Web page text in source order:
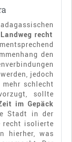
recht
den
jedoch
schlecht
sollte
im Gepäck
Stadt in der
recht isolierte
hierher, was